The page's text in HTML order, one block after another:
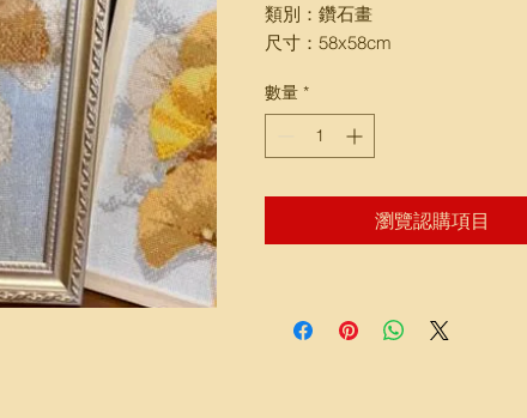
類別：鑽石畫
尺寸：58x58cm
數量 *
瀏覽認購項目